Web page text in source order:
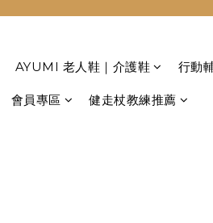
AYUMI 老人鞋｜介護鞋 行動
會員專區 健走杖教練推薦